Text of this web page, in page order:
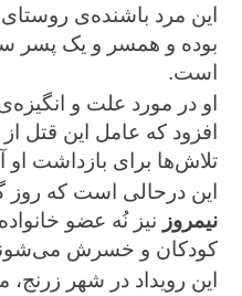
این مرد باشنده‌ی
بوده و همسر و یک پسر
است.
او در مورد علت و
افزود که عامل این قتل
تلاش‌ها برای بازداشت
این درحالی است که روز
نیمروز نیز نُه عضو
کودکان و خسرش
این رویداد در شهر زرنج،